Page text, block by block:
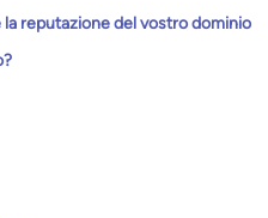
reputazione del vostro dominio